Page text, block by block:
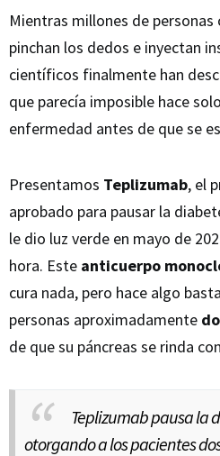
Mientras millones de personas
pinchan los dedos e inyectan
científicos finalmente han
que parecía imposible hace
enfermedad antes de que se
Presentamos Teplizumab, el
aprobado para pausar la
le dio luz verde en mayo de
hora. Este anticuerpo
cura nada, pero hace algo
personas aproximadamente
de que su páncreas se rinda
Teplizumab pausa la
otorgando a los pacientes